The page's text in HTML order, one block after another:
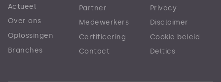
Actueel
Over ons
Oplossingen
Branches
Partner
Medewerkers
Certificering
Contact
Privacy
Disclaimer
Cookie beleid
Deltics